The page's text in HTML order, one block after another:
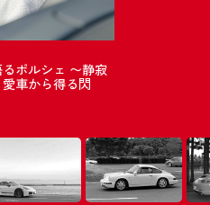
ポルシェ 〜静寂
車から得る閃